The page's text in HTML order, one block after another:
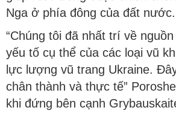
Nga ở phía đông của đất nước.
“Chúng tôi đã nhất trí về
yếu tố cụ thể của các loại vũ
lực lượng vũ trang Ukraine.
chân thành và thực tế”
khi đứng bên cạnh